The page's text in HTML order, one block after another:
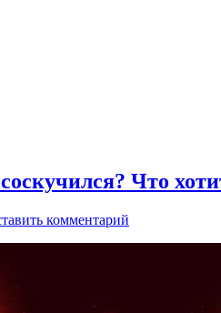
Что
комментарий